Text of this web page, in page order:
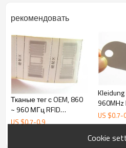
Внешность :
Материал: ABS
Размеры: 70 ×26 × 16 мм
Рабочая температура: -
RFID Особенности:
Протокол : EPCC1G2 (
Частота : 860~ 960 МГц
Чип : AlienХиггса -3
EPC памяти: 96 бит , макс
рекомендовать
Тканые тег с OEM, 860
~ 960 МГц RFID
Одежда тегов
US $0.7-0.9
Kleidung
960MHz
US $0.7-
Cookie